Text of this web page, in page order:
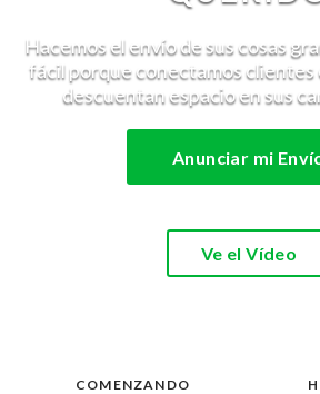
Hacemos el envío de sus cosas
fácil porque conectamos clientes
descuentan espacio en sus
Anunciar mi
Ve el Vídeo
COMENZANDO